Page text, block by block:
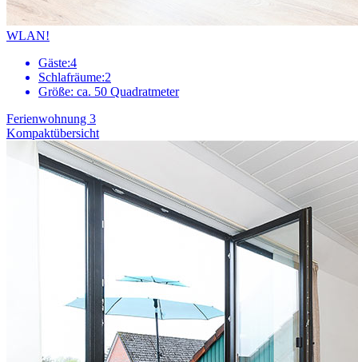
WLAN!
Gäste:4
Schlafräume:2
Größe: ca. 50 Quadratmeter
Ferienwohnung 3
Kompaktübersicht